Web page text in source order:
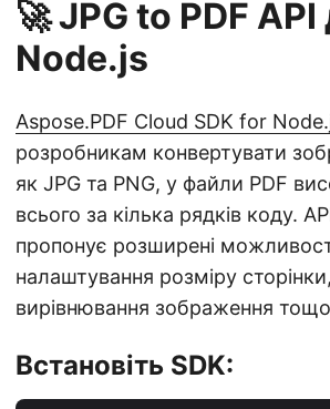
🚀 JPG to PDF API
Node.js
Aspose.PDF Cloud SDK for
розробникам конвертувати
як JPG та PNG, у файли PDF
всього за кілька рядків коду.
пропонує розширені
налаштування розміру
вирівнювання зображення
Встановіть SDK: